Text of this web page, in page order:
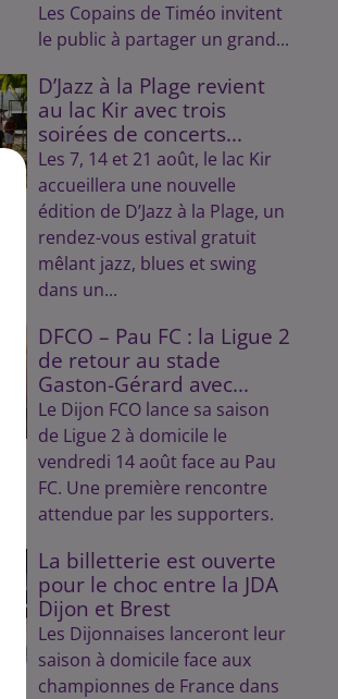
Les Copains de Timéo invitent
le public à partager un grand...
D’Jazz à la Plage revient
au lac Kir avec trois
soirées de concerts...
Les 7, 14 et 21 août, le lac Kir
accueillera une nouvelle
édition de D’Jazz à la Plage, un
rendez-vous estival gratuit
mêlant jazz, blues et swing
dans un...
DFCO – Pau FC : la Ligue 2
de retour au stade
Gaston-Gérard avec...
Le Dijon FCO lance sa saison
de Ligue 2 à domicile le
vendredi 14 août face au Pau
FC. Une première rencontre
attendue par les supporters.
La billetterie est ouverte
pour le choc entre la JDA
Dijon et Brest
Les Dijonnaises lanceront leur
saison à domicile face aux
championnes de France dans